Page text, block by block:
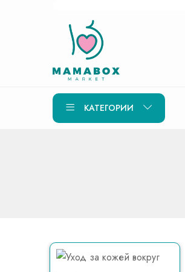
КАТЕГОРИИ